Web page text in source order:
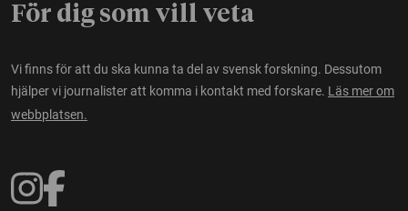
För dig som vill veta
Vi finns för att du ska kunna ta del av svensk forskning. Dessutom
hjälper vi journalister att komma i kontakt med forskare. Läs mer om
webbplatsen.